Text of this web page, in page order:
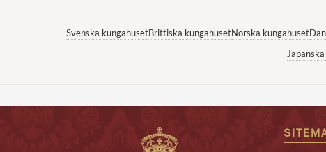
Svenska kungahusetBrittiska kungahusetNorska kungahuset